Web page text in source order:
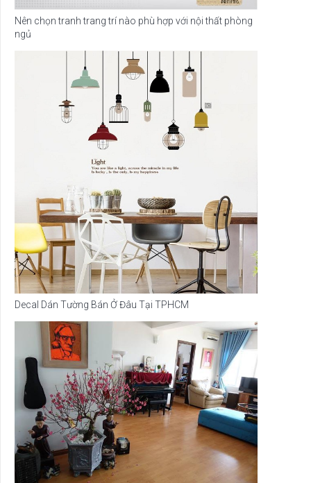
Nên chọn tranh trang trí nào phù hợp với nội thất phòng
ngủ
Decal Dán Tường Bán Ở Đâu Tại TPHCM